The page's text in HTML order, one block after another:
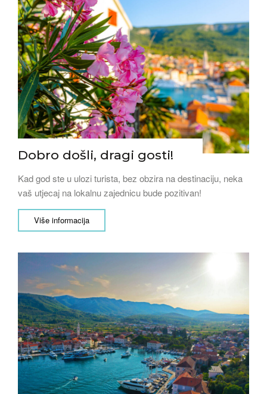
Dobro došli, dragi gosti!
Kad god ste u ulozi turista, bez obzira na destinaciju, neka
vaš utjecaj na lokalnu zajednicu bude pozitivan!
Više informacija